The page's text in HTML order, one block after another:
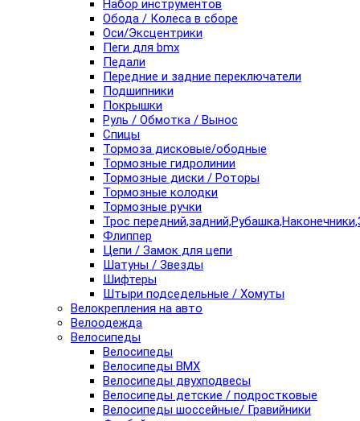
Набор инструментов
Обода / Колеса в сборе
Оси/Эксцентрики
Пеги для bmx
Педали
Передние и задние переключатели
Подшипники
Покрышки
Руль / Обмотка / Вынос
Спицы
Тормоза дисковые/ободные
Тормозные гидролинии
Тормозные диски / Роторы
Тормозные колодки
Тормозные ручки
Трос
Флиппер
Цепи / Замок для цепи
Шатуны / Звезды
Шифтеры
Штыри подседельные / Хомуты
Велокрепления на авто
Велоодежда
Велосипеды
Велосипеды
Велосипеды BMX
Велосипеды двухподвесы
Велосипеды детские / подростковые
Велосипеды шоссейные/ Гравийники